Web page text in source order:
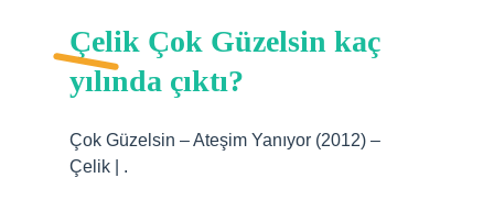
Çelik Çok Güzelsin kaç
yılında çıktı?
Çok Güzelsin – Ateşim Yanıyor (2012) –
Çelik | .